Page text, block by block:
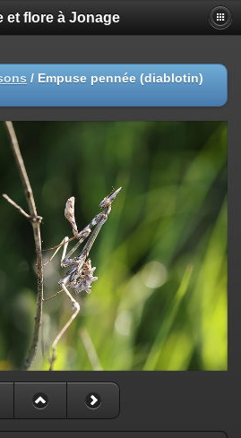
et flore à Jonage
/ Empuse pennée (diablotin)